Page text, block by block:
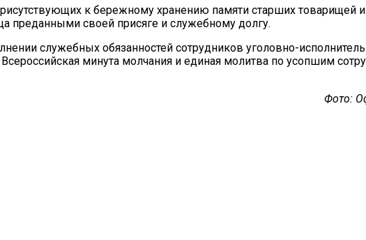
к бережному хранению памяти старших товарищей
преданными своей присяге и служебному долгу.
служебных обязанностей сотрудников уголовно-
минута молчания и единая молитва по усопшим
Фото: